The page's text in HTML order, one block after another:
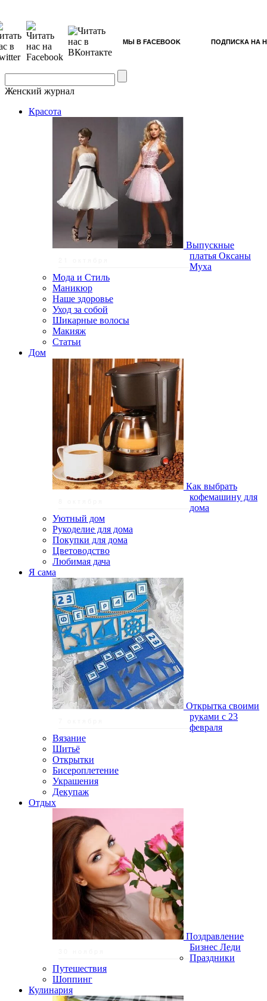
МЫ В FACEBOOK ПОДПИСКА НА
Женский журнал
Красота
Выпускные
платья Оксаны
Муха
Мода и Стиль
Маникюр
Наше здоровье
Уход за собой
Шикарные волосы
Макияж
Статьи
Дом
Как выбрать
кофемашину для
дома
Уютный дом
Рукоделие для дома
Покупки для дома
Цветоводство
Любимая дача
Я сама
Открытка своими
руками с 23
февраля
Вязание
Шитьё
Открытки
Бисероплетение
Украшения
Декупаж
Отдых
Поздравление
Бизнес Леди
Праздники
Путешествия
Шоппинг
Кулинария